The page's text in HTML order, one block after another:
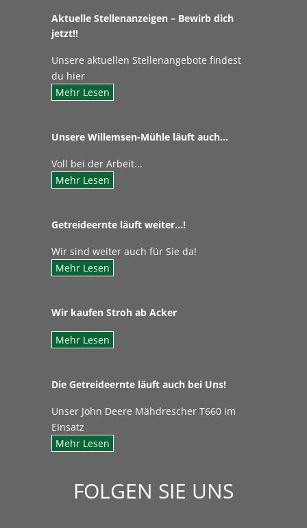
Aktuelle Stellenanzeigen – Bewirb dich
jetzt!!
Unsere aktuellen Stellenangebote findest
du hier
Mehr Lesen
Unsere Willemsen-Mühle läuft auch…
Voll bei der Arbeit...
Mehr Lesen
Getreideernte läuft weiter…!
Wir sind weiter auch für Sie da!
Mehr Lesen
Wir kaufen Stroh ab Acker
Mehr Lesen
Die Getreideernte läuft auch bei Uns!
Unser John Deere Mähdrescher T660 im
EInsatz
Mehr Lesen
FOLGEN SIE UNS